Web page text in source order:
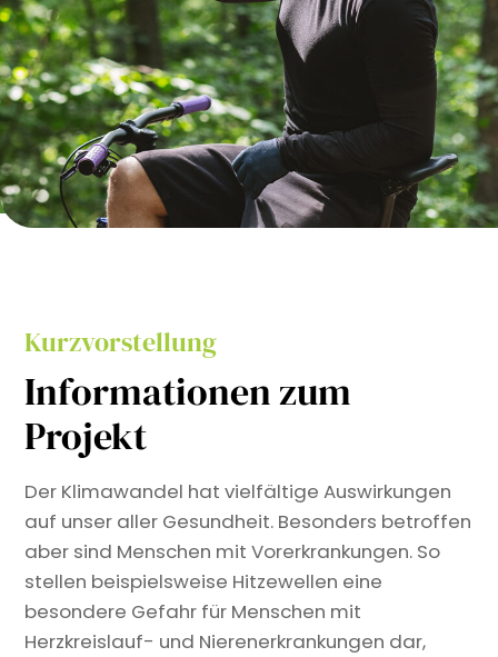
Kurzvorstellung
Informationen zum
Projekt
Der Klimawandel hat vielfältige Auswirkungen
auf unser aller Gesundheit. Besonders betroffen
aber sind Menschen mit Vorerkrankungen. So
stellen beispielsweise Hitzewellen eine
besondere Gefahr für Menschen mit
Herzkreislauf- und Nierenerkrankungen dar,